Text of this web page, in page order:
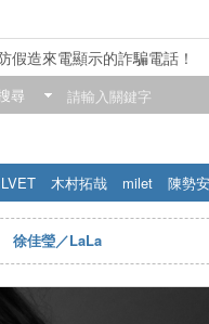
假造來電顯示的詐騙電話！
門市營業時間調整公告】
尋
木村拓哉 milet
陳勢安
徐佳瑩／LaLa